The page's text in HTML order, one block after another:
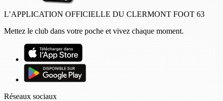
L’APPLICATION OFFICIELLE DU CLERMONT FOOT 63
Mettez le club dans votre poche et vivez chaque moment.
Réseaux sociaux